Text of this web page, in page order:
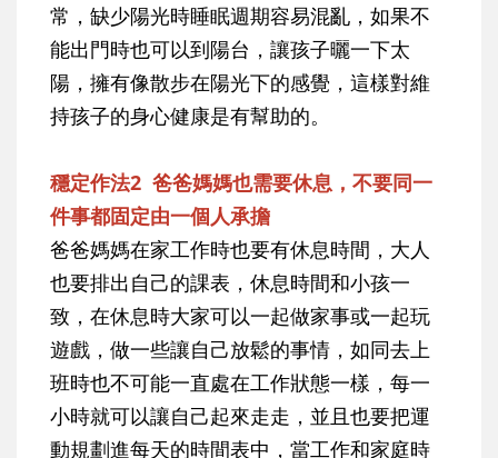
常，缺少陽光時睡眠週期容易混亂，如果不
能出門時也可以到陽台，讓孩子曬一下太
陽，擁有像散步在陽光下的感覺，這樣對維
持孩子的身心健康是有幫助的。
穩定作法2 爸爸媽媽也需要休息，不要同一
件事都固定由一個人承擔
爸爸媽媽在家工作時也要有休息時間，大人
也要排出自己的課表，休息時間和小孩一
致，在休息時大家可以一起做家事或一起玩
遊戲，做一些讓自己放鬆的事情，如同去上
班時也不可能一直處在工作狀態一樣，每一
小時就可以讓自己起來走走，並且也要把運
動規劃進每天的時間表中，當工作和家庭時